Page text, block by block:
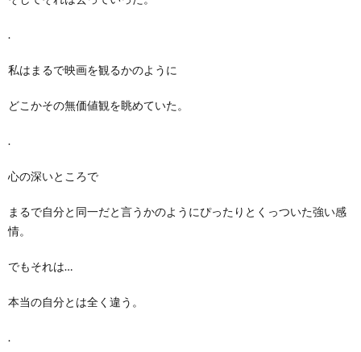
.
私はまるで映画を観るかのように
どこかその無価値観を眺めていた。
.
心の深いところで
まるで自分と同一だと言うかのようにぴったりとくっついた強い感
情。
でもそれは…
本当の自分とは全く違う。
.